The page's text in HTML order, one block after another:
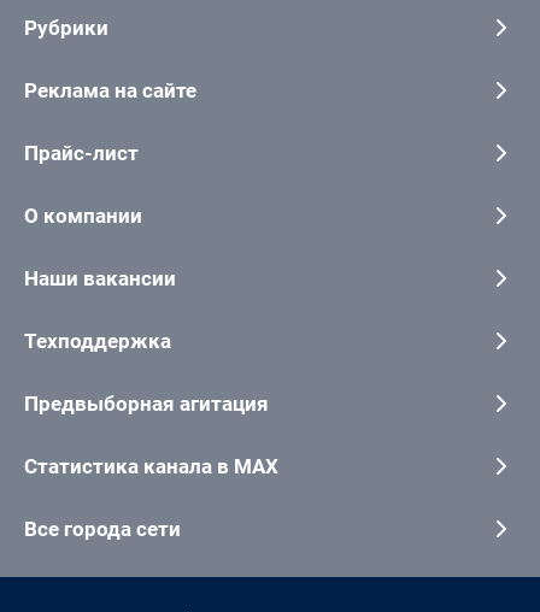
Рубрики
Реклама на сайте
Прайс-лист
О компании
Наши вакансии
Техподдержка
Предвыборная агитация
Статистика канала в MAX
Все города сети